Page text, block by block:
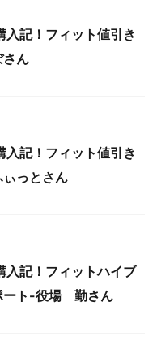
入記！フィット値引き
ん
入記！フィット値引き
っとさん
入記！フィットハイブ
ート-役場 勤さん